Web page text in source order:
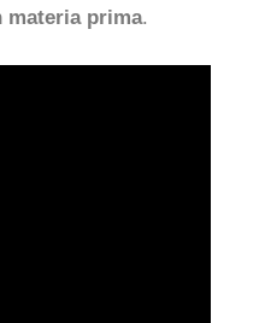
materia prima.